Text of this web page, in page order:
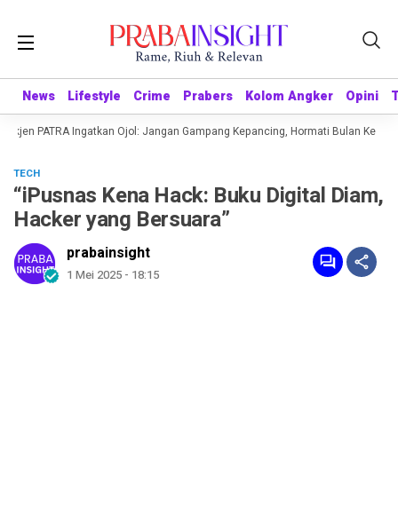
News Lifestyle Crime Prabers Kolom Angker Opini
News Lifestyle Crime Prabers Kolom Angker Opini
PATRA Ingatkan Ojol: Jangan Gampang Kepancing, Hormati Bulan
TECH
“iPusnas Kena Hack: Buku Digital Diam,
Hacker yang Bersuara”
prabainsight
1 Mei 2025 - 18:15